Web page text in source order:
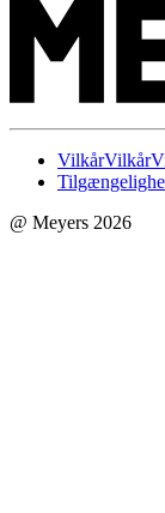
VilkårVilkår
@ Meyers 2026